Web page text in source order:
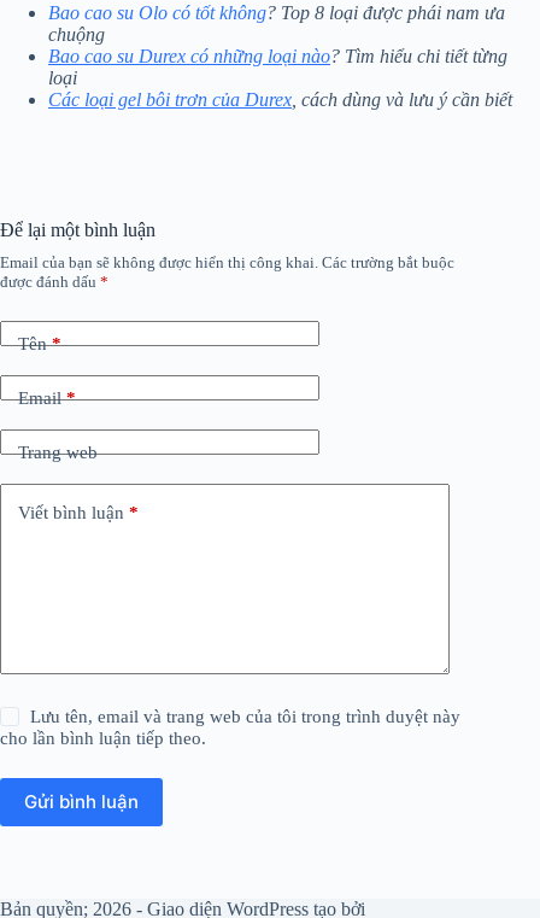
Bao cao su Olo có tốt không? Top 8 loại được phái nam ưa
chuộng
​​​​​​​Bao cao su Durex có những loại nào? Tìm hiểu chi tiết từng
loại
Các loại gel bôi trơn của Durex , cách dùng và lưu ý cần biết
Để lại một bình luận
Email của bạn sẽ không được hiển thị công khai. Các trường bắt buộc
được đánh dấu *
Tên*
Email*
Trang web
Viết bình luận *
Lưu tên, email và trang web của tôi trong trình duyệt này
cho lần bình luận tiếp theo.
Gửi bình luận
Bản quyền; 2026 - Giao diện WordPress tạo bởi